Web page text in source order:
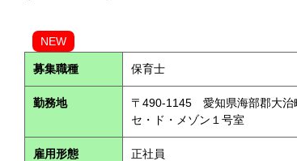
NEW
募集職種 保育士
勤務地
〒490-1145 愛知県海部郡大
セ・ド・メゾン１号室
雇用形態 正社員